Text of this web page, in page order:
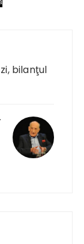
bilanţul